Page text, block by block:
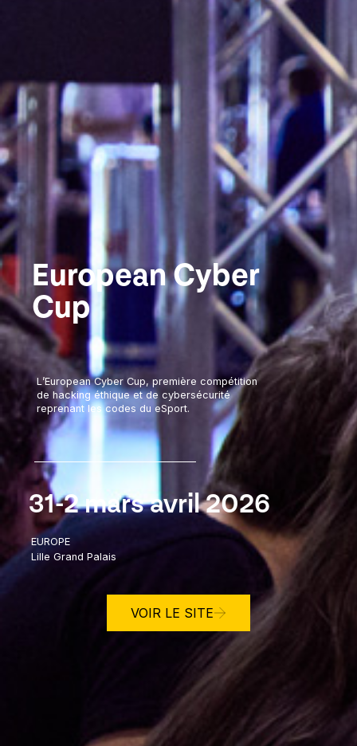
European Cyber
Cup
L’European Cyber Cup, première compétition
de hacking éthique et de cybersécurité
reprenant les codes du eSport.
31-2 mars avril 2026
EUROPE
Lille Grand Palais
VOIR LE SITE